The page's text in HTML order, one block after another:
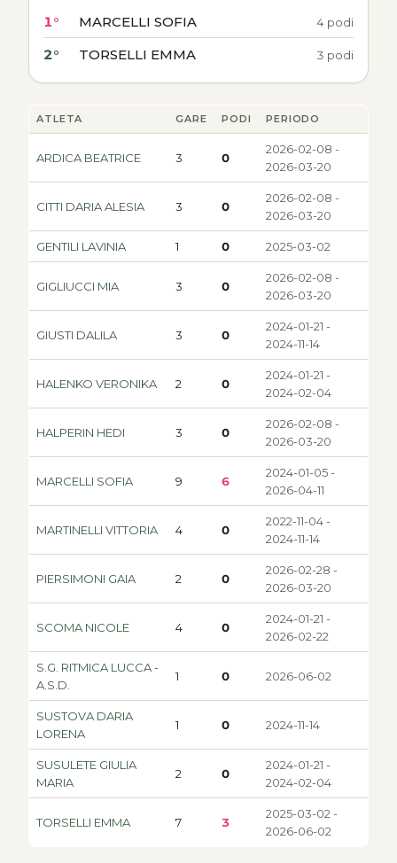
1° MARCELLI SOFIA 4 podi
2° TORSELLI EMMA 3 podi
ATLETA GARE PODI PERIODO
ARDICA BEATRICE 3 0
2026-02-08 -
2026-03-20
CITTI DARIA ALESIA 3 0
2026-02-08 -
2026-03-20
GENTILI LAVINIA 1 0 2025-03-02
GIGLIUCCI MIA 3 0
2026-02-08 -
2026-03-20
GIUSTI DALILA 3 0
2024-01-21 -
2024-11-14
HALENKO VERONIKA 2 0
2024-01-21 -
2024-02-04
HALPERIN HEDI 3 0
2026-02-08 -
2026-03-20
MARCELLI SOFIA 9 6
2024-01-05 -
2026-04-11
MARTINELLI VITTORIA 4 0
2022-11-04 -
2024-11-14
PIERSIMONI GAIA 2 0
2026-02-28 -
2026-03-20
SCOMA NICOLE 4 0
2024-01-21 -
2026-02-22
S.G. RITMICA LUCCA -
A.S.D.
1 0 2026-06-02
SUSTOVA DARIA
LORENA
1 0 2024-11-14
SUSULETE GIULIA
MARIA
2 0
2024-01-21 -
2024-02-04
TORSELLI EMMA 7 3
2025-03-02 -
2026-06-02